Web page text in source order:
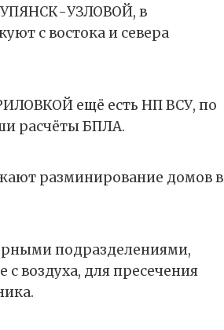
УЗЛОВОЙ, в
с востока и севера
ещё есть НП ВСУ, по
расчёты БПЛА.
разминирование домов в
подразделениями,
с воздуха, для пресечения